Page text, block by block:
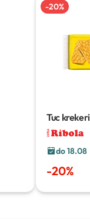
-20%
Tuc krekeri
do 18.08
-20%